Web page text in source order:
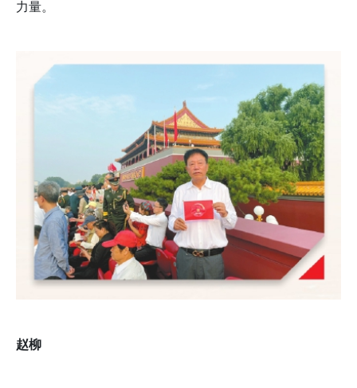
力量。
赵柳